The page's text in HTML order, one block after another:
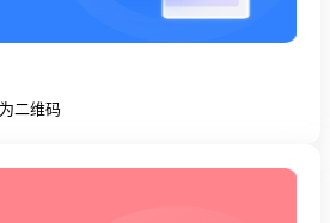
二维码